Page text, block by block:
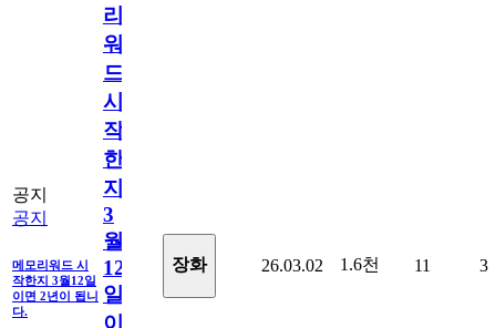
공지
공지
메모리워드 시
작한지 3월12일
이면 2년이 됩니
다.
리
워
드
시
작
한
지
3
월
12
일
장화 26.03.02 1.6천 11 3